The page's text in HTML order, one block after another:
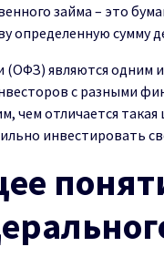
займа – это
определенную
(ОФЗ) являются одним
с разными
чем отличается
инвестировать